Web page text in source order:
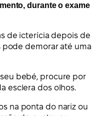
durante o exame
de icterícia depois de
pode demorar até uma
bebé, procure por
esclera dos olhos.
na ponta do nariz ou